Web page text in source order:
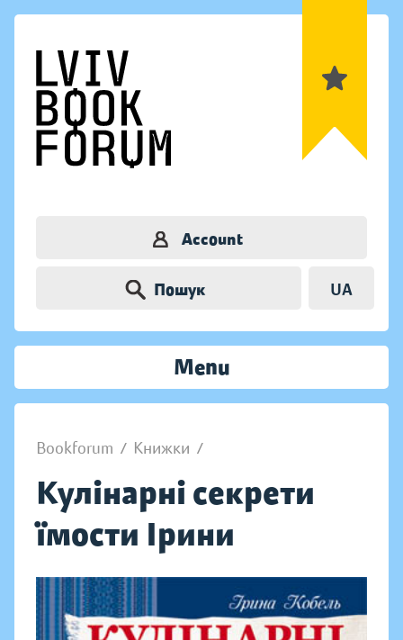
Account
Пошук UA
Menu
Bookforum / Книжки /
Кулінарні секрети
їмости Ірини